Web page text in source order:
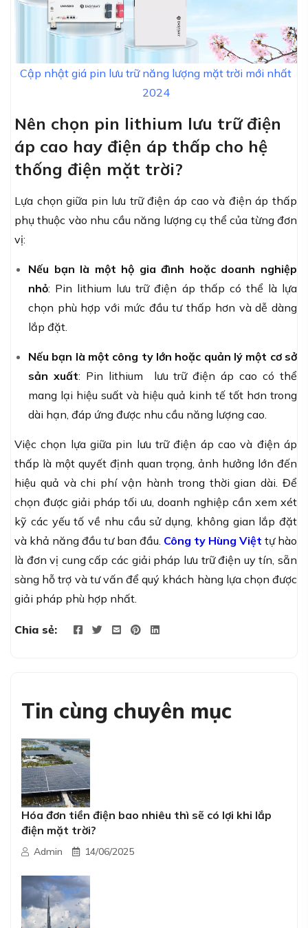
Cập nhật giá pin lưu trữ năng lượng mặt trời mới nhất
2024
Nên chọn pin lithium lưu trữ điện
áp cao hay điện áp thấp cho hệ
thống điện mặt trời?
Lựa chọn giữa pin lưu trữ điện áp cao và điện áp thấp
phụ thuộc vào nhu cầu năng lượng cụ thể của từng đơn
vị:
Nếu bạn là một hộ gia đình hoặc doanh nghiệp
nhỏ: Pin lithium lưu trữ điện áp thấp có thể là lựa
chọn phù hợp với mức đầu tư thấp hơn và dễ dàng
lắp đặt.
Nếu bạn là một công ty lớn hoặc quản lý một cơ sở
sản xuất: Pin lithium lưu trữ điện áp cao có thể
mang lại hiệu suất và hiệu quả kinh tế tốt hơn trong
dài hạn, đáp ứng được nhu cầu năng lượng cao.
Việc chọn lựa giữa pin lưu trữ điện áp cao và điện áp
thấp là một quyết định quan trọng, ảnh hưởng lớn đến
hiệu quả và chi phí vận hành trong thời gian dài. Để
chọn được giải pháp tối ưu, doanh nghiệp cần xem xét
kỹ các yếu tố về nhu cầu sử dụng, không gian lắp đặt
và khả năng đầu tư ban đầu. Công ty Hùng Việt tự hào
là đơn vị cung cấp các giải pháp lưu trữ điện uy tín, sẵn
sàng hỗ trợ và tư vấn để quý khách hàng lựa chọn được
giải pháp phù hợp nhất.
Chia sẻ:
Tin cùng chuyên mục
Hóa đơn tiền điện bao nhiêu thì sẽ có lợi khi lắp
điện mặt trời?
Admin 14/06/2025